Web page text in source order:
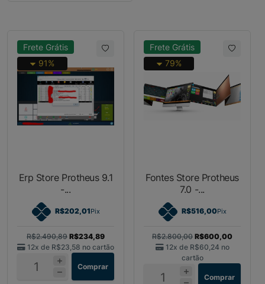
Frete Grátis
91%
Erp Store Protheus 9.1
-...
R$202,01Pix
R$2.490,89 R$234,89
12x de R$23,58 no cartão
Comprar
Frete Grátis
79%
Fontes Store Protheus
7.0 -...
R$516,00Pix
R$2.800,00 R$600,00
12x de R$60,24 no
cartão
Comprar